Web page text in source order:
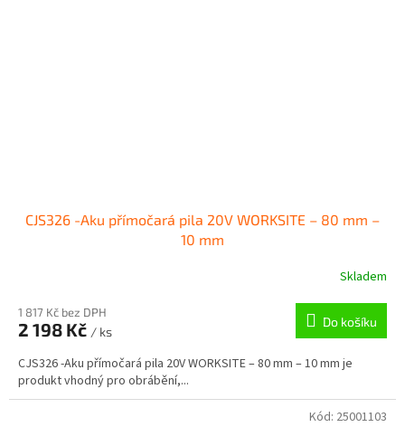
CJS326 -Aku přímočará pila 20V WORKSITE – 80 mm –
10 mm
Skladem
1 817 Kč bez DPH
2 198 Kč / ks
Do košíku
CJS326 -Aku přímočará pila 20V WORKSITE – 80 mm – 10 mm je
produkt vhodný pro obrábění,...
Kód: 25001103